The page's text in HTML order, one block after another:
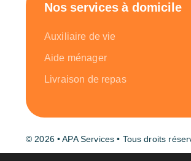
Nos services à domicile
Auxiliaire de vie
Aide ménager
Livraison de repas
© 2026 • APA Services • Tous droits